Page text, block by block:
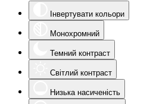
Інвертувати кольори
Монохромний
Темний контраст
Світлий контраст
Низька насиченість